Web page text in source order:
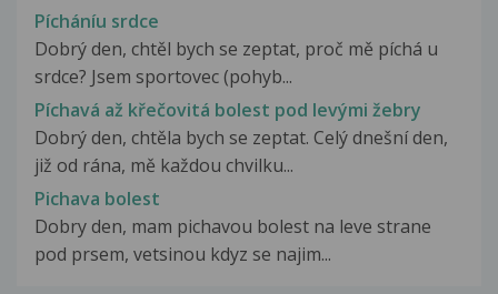
Pícháníu srdce
Dobrý den, chtěl bych se zeptat, proč mě píchá u
srdce? Jsem sportovec (pohyb...
Píchavá až křečovitá bolest pod levými žebry
Dobrý den, chtěla bych se zeptat. Celý dnešní den,
již od rána, mě každou chvilku...
Pichava bolest
Dobry den, mam pichavou bolest na leve strane
pod prsem, vetsinou kdyz se najim...